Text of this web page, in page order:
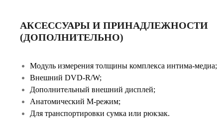
АКСЕССУАРЫ И ПРИНАДЛЕЖНОСТИ
(ДОПОЛНИТЕЛЬНО)
Модуль измерения толщины комплекса интима-медиа;
Внешний DVD-R/W;
Дополнительный внешний дисплей;
Анатомический М-режим;
Для транспортировки сумка или рюкзак.